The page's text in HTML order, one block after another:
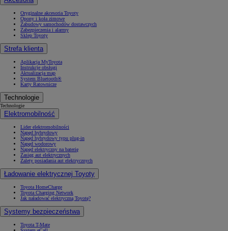
Oryginalne akcesoria Toyoty
Opony i koła zimowe
Zabudowy samochodów dostawczych
Zabezpieczenia i alarmy
Sklep Toyoty
Strefa klienta
Aplikacja MyToyota
Instrukcje obsługi
Aktualizacja map
System Bluetooth®
Karty Ratownicze
Technologie
Technologie
Elektromobilność
Lider elektromobilności
Napęd hybrydowy
Napęd hybrydowy typu plug-in
Napęd wodorowy
Napęd elektryczny na baterię
Zasięg aut elektrycznych
Zalety posiadania aut elektrycznych
Ładowanie elektrycznej Toyoty
Toyota HomeCharge
Toyota Charging Network
Jak naładować elektryczną Toyotę?
Systemy bezpieczeństwa
Toyota T-Mate